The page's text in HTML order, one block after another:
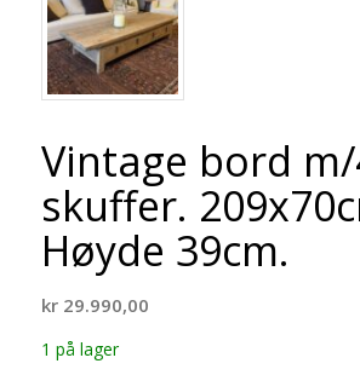
Vintage bord
skuffer.
Høyde 39cm.
kr29.990,00
1 på lager